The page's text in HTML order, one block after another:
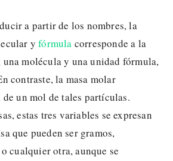
a partir de los nombres, la
yfórmula corresponde a la
una molécula y una unidad fórmula,
contraste, la masa molar
de un mol de tales partículas.
estas tres variables se expresan
que pueden ser gramos,
cualquier otra, aunque se